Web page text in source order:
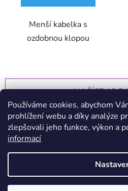
Používáme cookies, abychom
prohlížení webu a díky analýze
zlepšovali jeho funkce, výkon a
informací
Menší kabelka s
ozdobnou klopou
O
l
á
d
a
NAČÍST 18
S
t
r
k
o
v
á
1 4